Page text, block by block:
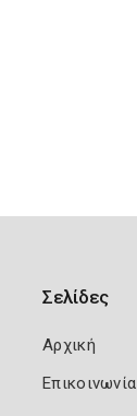
Σελίδες
Αρχική
Επικοινωνία